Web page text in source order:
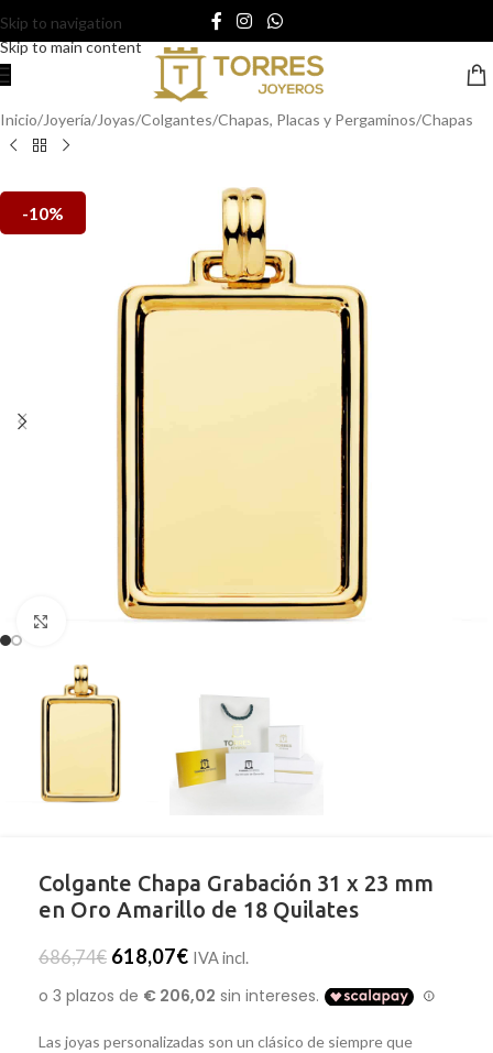
Skip to navigation
Skip to main content
Inicio/Joyería/Joyas/Colgantes/Chapas, Placas y Pergaminos/Chapas
-10%
Clic para ampliar
Colgante Chapa Grabación 31 x 23 mm
en Oro Amarillo de 18 Quilates
686,74€ 618,07€ IVA incl.
Las joyas personalizadas son un clásico de siempre que